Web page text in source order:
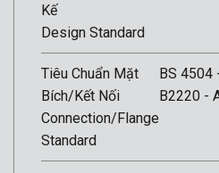
Kế
Design Standard
Tiêu Chuẩn Mặt
Bích/Kết Nối
Connection/Flange
Standard
BS 4504
B2220 -